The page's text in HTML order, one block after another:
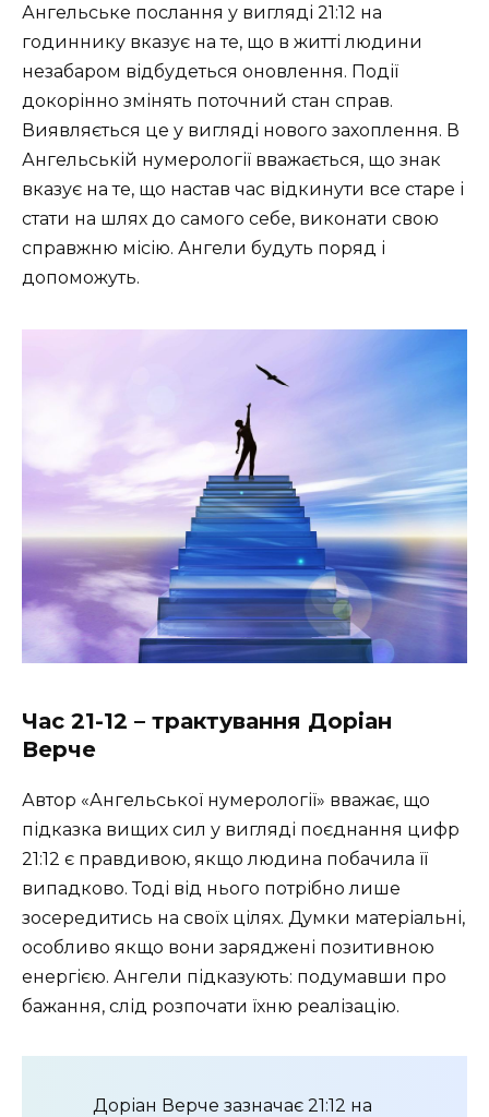
Ангельське послання у вигляді 21:12 на
годиннику вказує на те, що в житті людини
незабаром відбудеться оновлення. Події
докорінно змінять поточний стан справ.
Виявляється це у вигляді нового захоплення. В
Ангельській нумерології вважається, що знак
вказує на те, що настав час відкинути все старе і
стати на шлях до самого себе, виконати свою
справжню місію. Ангели будуть поряд і
допоможуть.
Час 21-12 – трактування Доріан
Верче
Автор «Ангельської нумерології» вважає, що
підказка вищих сил у вигляді поєднання цифр
21:12 є правдивою, якщо людина побачила її
випадково. Тоді від нього потрібно лише
зосередитись на своїх цілях. Думки матеріальні,
особливо якщо вони заряджені позитивною
енергією. Ангели підказують: подумавши про
бажання, слід розпочати їхню реалізацію.
Доріан Верче зазначає 21:12 на